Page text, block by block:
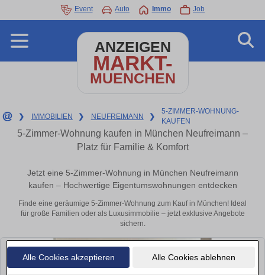
Alle Cookies akzeptieren Alle Cookies ablehnen
Event Auto Immo Job
ANZEIGEN
MARKT-
MUENCHEN
❯ IMMOBILIEN ❯ NEUFREIMANN ❯
5-ZIMMER-WOHNUNG-
KAUFEN
5-Zimmer-Wohnung kaufen in München Neufreimann –
Platz für Familie & Komfort
Jetzt eine 5-Zimmer-Wohnung in München Neufreimann
kaufen – Hochwertige Eigentumswohnungen entdecken
Finde eine geräumige 5-Zimmer-Wohnung zum Kauf in München! Ideal
für große Familien oder als Luxusimmobilie – jetzt exklusive Angebote
sichern.